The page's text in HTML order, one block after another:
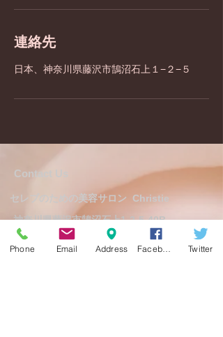
連絡先
日本、神奈川県藤沢市鵠沼石上１−２−５
​​​Contact Us
セレブのための美容サロン Christie
神奈川県藤沢市鵠沼石上1-2-5-40B
Tel:
0466-23-6358
定休日 日曜日
Phone Email Address Twitter